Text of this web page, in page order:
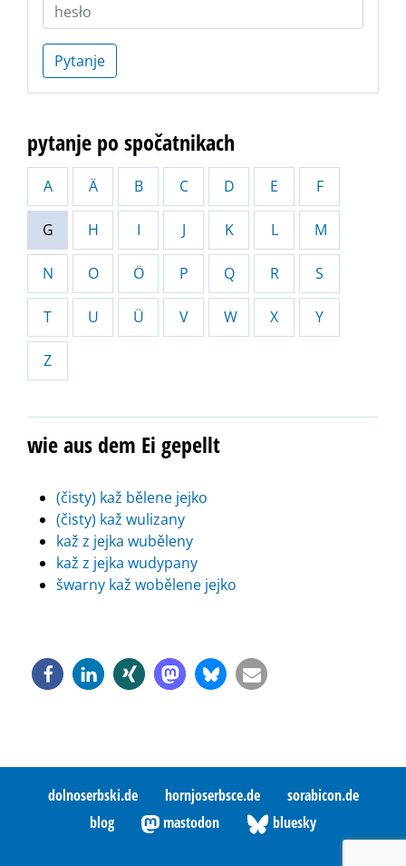
Pytanje
pytanje po spočatnikach
A Ä B C D E F
G H I J K L M
N O Ö P Q R S
T U Ü V W X Y
Z
wie aus dem Ei gepellt
(čisty) kaž bělene jejko
(čisty) kaž wulizany
kaž z jejka wuběleny
kaž z jejka wudypany
šwarny kaž wobělene jejko
dolnoserbski.de hornjoserbsce.de
sorabicon.de
blog
mastodon bluesky